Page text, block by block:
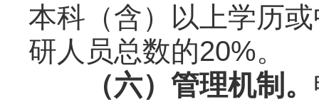
本科（含）以上学历
研人员总数的20%。
（六）管理机制。